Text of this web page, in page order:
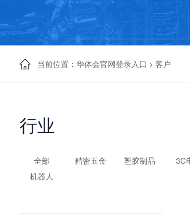
当前位置：华体会官网登录入口 > 客户
行业
全部 精密五金 塑胶制品 3C
机器人
玩具行业ERP软件解决方案